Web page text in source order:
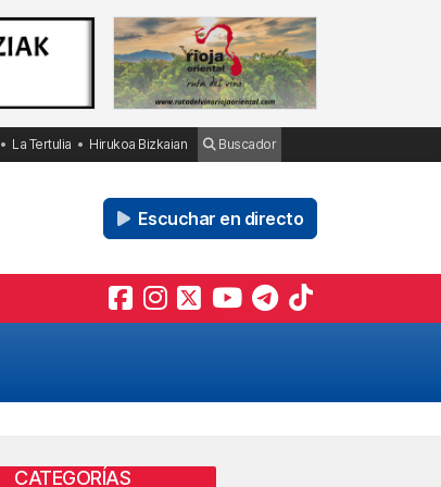
La Tertulia Hirukoa Bizkaian Buscador
Escuchar en directo
CATEGORÍAS